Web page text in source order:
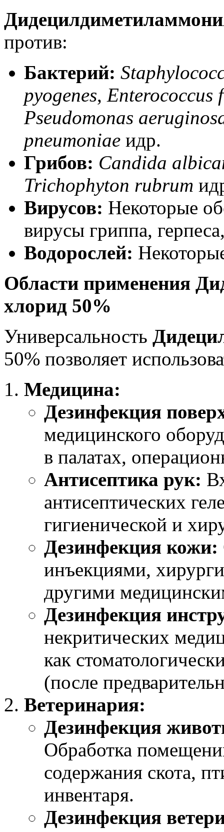
против:
Бактерий:
pyogenes, Enterococcus
Pseudomonas
pneumoniae идр.
Грибов: Candida
Trichophyton rubrum и
Вирусов: Некоторые
вирусы гриппа,
Водорослей:
Области применения
хлорид 50%
Универсальность
50% позволяет
Медицина:
Дезинфекция
медицинского
в палатах,
Антисептика рук:
антисептических
гигиенической и
Дезинфекция кожи:
инъекциями,
другими
Дезинфекция
некритических
как
(после
Ветеринария:
Дезинфекция
Обработка
содержания скота,
инвентаря.
Дезинфекция